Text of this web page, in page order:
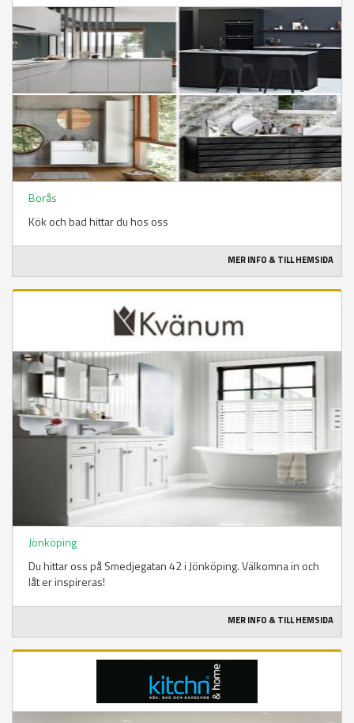
Borås
Kök och bad hittar du hos oss
MER INFO & TILL HEMSIDA
Jönköping
Du hittar oss på Smedjegatan 42 i Jönköping. Välkomna in och
låt er inspireras!
MER INFO & TILL HEMSIDA